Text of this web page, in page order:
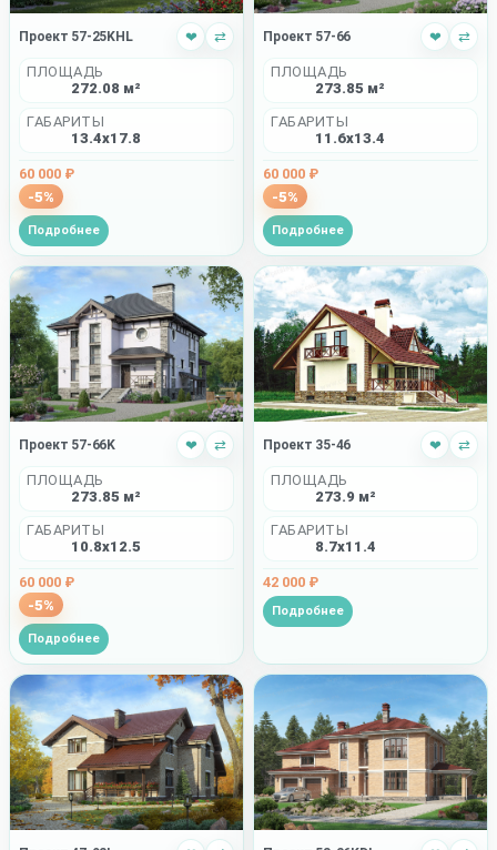
Проект 57-25KHL ❤ ⇄
ПЛОЩАДЬ
272.08 м²
ГАБАРИТЫ
13.4x17.8
60 000 ₽
-5%
Подробнее
Проект 57-66 ❤ ⇄
ПЛОЩАДЬ
273.85 м²
ГАБАРИТЫ
11.6x13.4
60 000 ₽
-5%
Подробнее
Проект 57-66K ❤ ⇄
ПЛОЩАДЬ
273.85 м²
ГАБАРИТЫ
10.8x12.5
60 000 ₽
-5%
Подробнее
Проект 35-46 ❤ ⇄
ПЛОЩАДЬ
273.9 м²
ГАБАРИТЫ
8.7x11.4
42 000 ₽
Подробнее